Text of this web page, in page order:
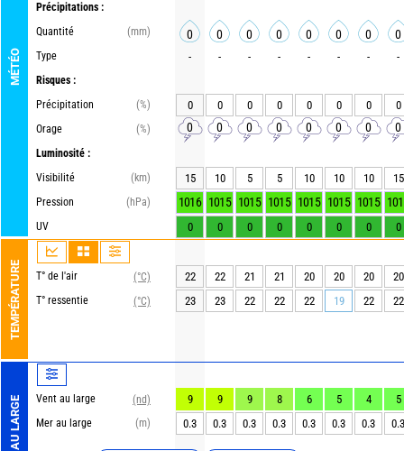
MÉTÉO
Précipitations :
Quantité
(mm)
Type
Risques :
Précipitation
(%)
Orage
(%)
Luminosité :
Visibilité
(km)
Pression
(hPa)
UV
TEMPÉRATURE T° de l'air
(°C)
T° ressentie
(°C)
AU LARGE Vent au large
(nd)
Mer au large
(m)
0 0 0 0 0 0 0 0
- - - - - - - -
0 0 0 0 0 0 0 0
0 0 0 0 0 0 0 0
15 10 5 5 10 10 10 15
1016 1015 1015 1015 1015 1015 1015
0 0 0 0 0 0 0 0
22 22 21 21 20 20 20
20
23
23 22 22 22 19 22 22
9 9 9 8 6 5 4
5
0.3
0.3 0.3 0.3 0.3 0.3 0.3 0.3